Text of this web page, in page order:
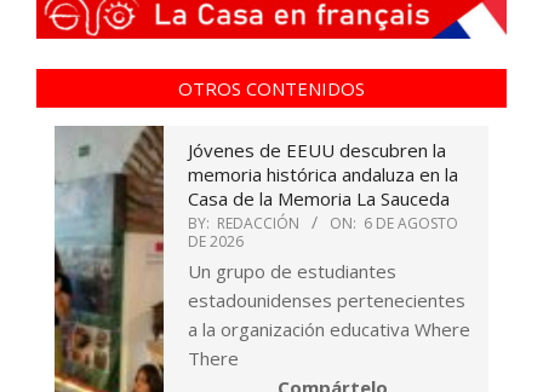
OTROS CONTENIDOS
Jóvenes de EEUU descubren la
memoria histórica andaluza en la
Casa de la Memoria La Sauceda
BY: REDACCIÓN ON: 6 DE AGOSTO
DE 2026
Un grupo de estudiantes
estadounidenses pertenecientes
a la organización educativa Where
There